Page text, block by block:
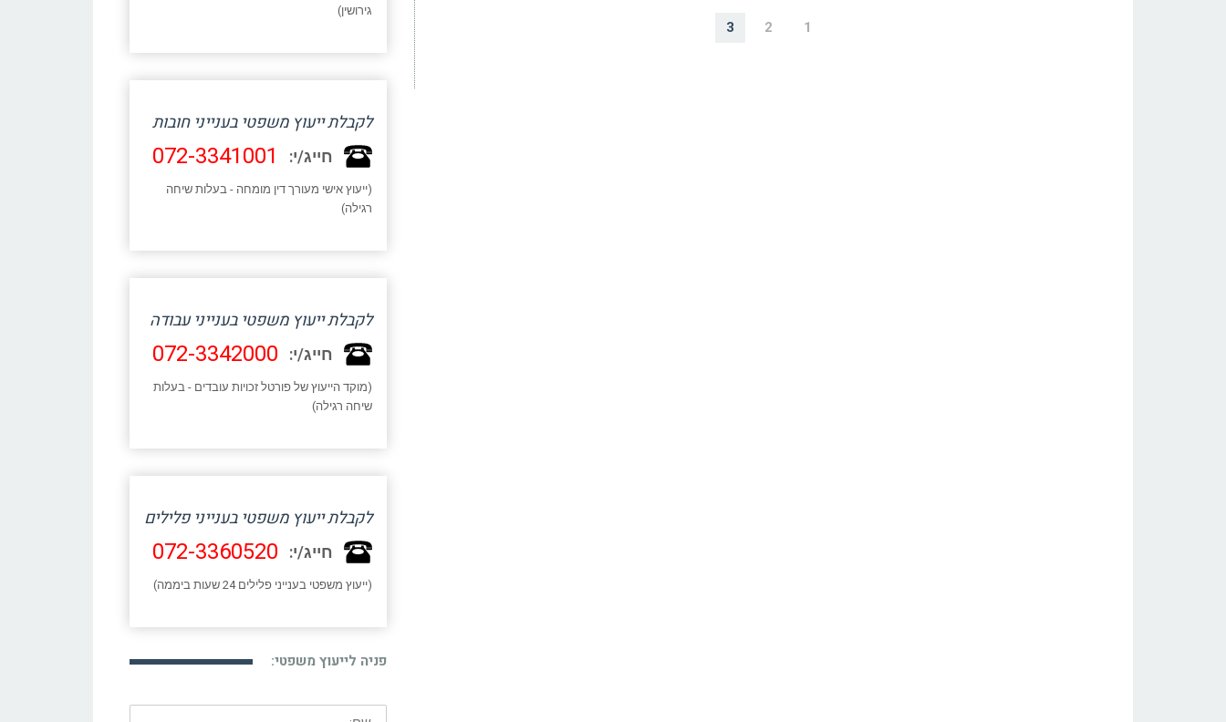
1
2
3
גירושין)
לקבלת ייעוץ משפטי בענייני חובות
חייג/י: 072-3341001
(ייעוץ אישי מעורך דין מומחה - בעלות שיחה
רגילה)
לקבלת ייעוץ משפטי בענייני עבודה
חייג/י: 072-3342000
(מוקד הייעוץ של פורטל זכויות עובדים - בעלות
שיחה רגילה)
לקבלת ייעוץ משפטי בענייני פלילים
חייג/י: 072-3360520
(ייעוץ משפטי בענייני פלילים 24 שעות ביממה)
פניה לייעוץ משפטי:
שם: